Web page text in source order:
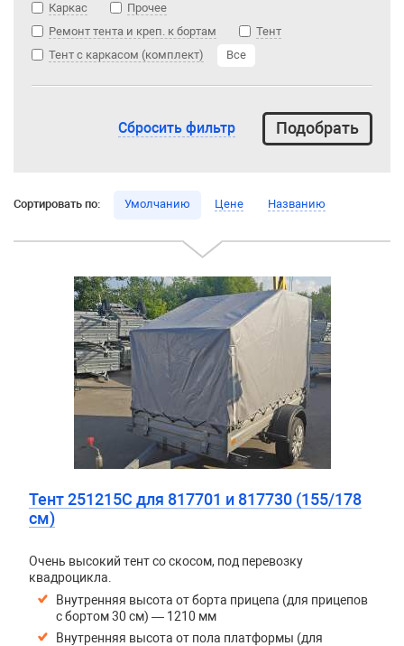
Каркас
Прочее
Ремонт тента и креп. к бортам
Тент
Тент с каркасом (комплект)
Все
Сбросить фильтр
Сортировать по: Умолчанию Цене Названию
Тент 251215С для 817701 и 817730 (155/178
см)
Очень высокий тент со скосом, под перевозку
квадроцикла.
Внутренняя высота от борта прицепа (для прицепов
с бортом 30 см) — 1210 мм
Внутренняя высота от пола платформы (для